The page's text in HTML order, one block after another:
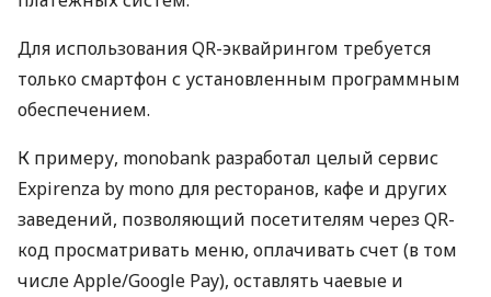
Для использования QR-эквайрингом требуется
только смартфон с установленным программным
обеспечением.
К примеру, monobank разработал целый сервис
Expirenza by mono для ресторанов, кафе и других
заведений, позволяющий посетителям через QR-
код просматривать меню, оплачивать счет (в том
числе Apple/Google Pay), оставлять чаевые и